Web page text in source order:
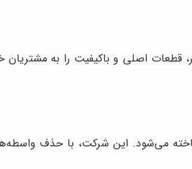
قطعات اصلی و باکیفیت را به
می‌شود. این شرکت، با حذف